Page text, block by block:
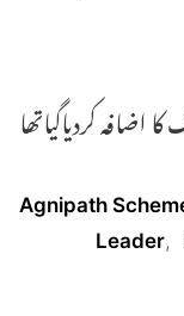
Agnipath
Leader,